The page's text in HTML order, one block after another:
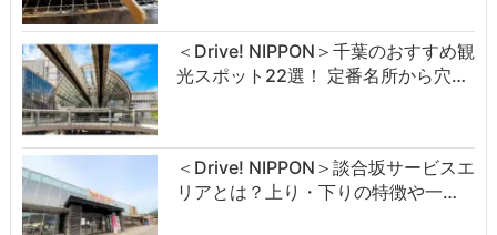
＜Drive! NIPPON＞千葉のおすすめ観
光スポット22選！ 定番名所から穴…
＜Drive! NIPPON＞談合坂サービスエ
リアとは？上り・下りの特徴や一…